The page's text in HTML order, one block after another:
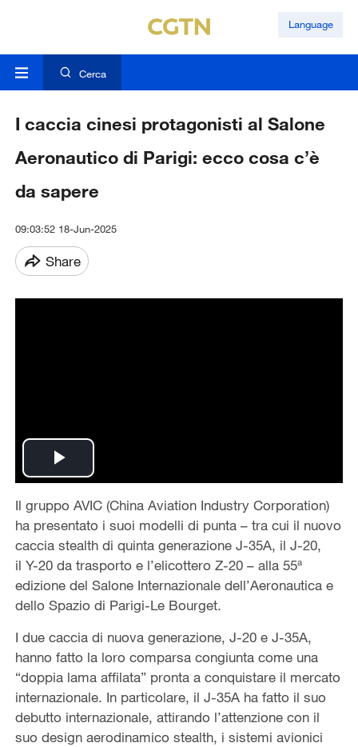
Language
Cerca
I caccia cinesi protagonisti al Salone
Aeronautico di Parigi: ecco cosa c’è
da sapere
09:03:52 18-Jun-2025
Share
Play
Video
Il gruppo AVIC (China Aviation Industry Corporation)
ha presentato i suoi modelli di punta – tra cui il nuovo
caccia stealth di quinta generazione J-35A, il J-20,
il Y-20 da trasporto e l’elicottero Z-20 – alla 55ª
edizione del Salone Internazionale dell’Aeronautica e
dello Spazio di Parigi-Le Bourget.
I due caccia di nuova generazione, J-20 e J-35A,
hanno fatto la loro comparsa congiunta come una
“doppia lama affilata” pronta a conquistare il mercato
internazionale. In particolare, il J-35A ha fatto il suo
debutto internazionale, attirando l’attenzione con il
suo design aerodinamico stealth, i sistemi avionici